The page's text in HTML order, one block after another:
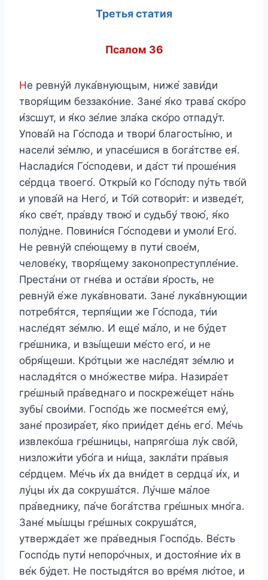
Третья статия
Псалом 36
Не ревну́й лука́внующым, ниже́ зави́ди
творя́щим беззако́ние. Зане́ я́ко трава́ ско́ро
и́зсшут, и я́ко зе́лие зла́ка ско́ро отпаду́т.
Упова́й на Го́спода и твори́ благосты́ню, и
насели́ зе́млю, и упасе́шися в бога́тстве ея́.
Наслади́ся Го́сподеви, и да́ст ти́ проше́ния
се́рдца твоего́. Откры́й ко Го́споду пу́ть тво́й
и упова́й на Него́, и То́й сотвори́т: и изведе́т,
я́ко све́т, пра́вду твою́ и судьбу́ твою́, я́ко
полу́дне. Повини́ся Го́сподеви и умоли́ Его́.
Не ревну́й спе́ющему в пути́ свое́м,
челове́ку, творя́щему законопреступле́ние.
Преста́ни от гне́ва и оста́ви я́рость, не
ревну́й е́же лука́вновати. Зане́ лука́внующии
потребя́тся, терпя́щии же Го́спода, ти́и
насле́дят зе́млю. И еще́ ма́ло, и не бу́дет
гре́шника, и взы́щеши ме́сто его́, и не
обря́щеши. Кро́тцыи же насле́дят зе́млю и
насладя́тся о мно́жестве ми́ра. Назира́ет
гре́шный пра́веднаго и поскреже́щет на́нь
зубы́ свои́ми. Госпо́дь же посмее́тся ему́,
зане́ прозира́ет, я́ко прии́дет де́нь его́. Ме́чь
извлеко́ша гре́шницы, напряго́ша лу́к сво́й,
низложи́ти убо́га и ни́ща, закла́ти пра́выя
се́рдцем. Ме́чь и́х да вни́дет в сердца́ и́х, и
лу́цы и́х да сокруша́тся. Лу́чше ма́лое
пра́веднику, па́че бога́тства гре́шных мно́га.
Зане́ мы́шцы гре́шных сокруша́тся,
утвержда́ет же пра́ведныя Госпо́дь. Ве́сть
Госпо́дь пути́ непоро́чных, и достоя́ние и́х в
ве́к бу́дет. Не постыдя́тся во вре́мя лю́тое, и